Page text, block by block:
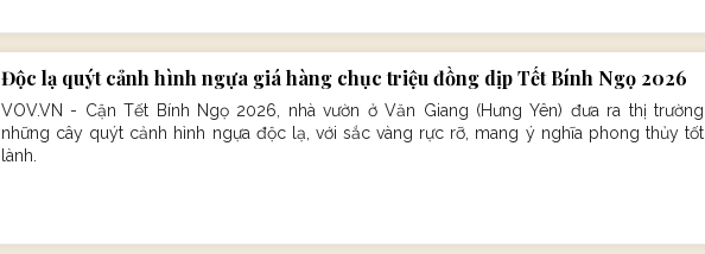
Độc lạ quýt cảnh hình ngựa giá hàng chục triệu đồng dịp Tết Bính Ngọ 2026
VOV.VN - Cận Tết Bính Ngọ 2026, nhà vườn ở Văn Giang (Hưng Yên) đưa ra thị trường
những cây quýt cảnh hình ngựa độc lạ, với sắc vàng rực rỡ, mang ý nghĩa phong thủy tốt
lành.